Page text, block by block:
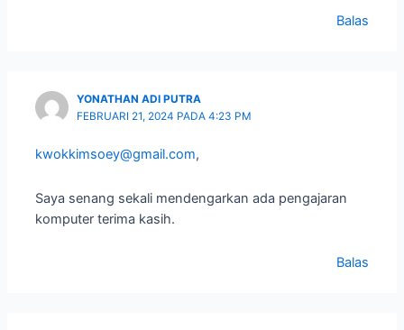
Balas
YONATHAN ADI PUTRA
FEBRUARI 21, 2024 PADA 4:23 PM
kwokkimsoey@gmail.com,
Saya senang sekali mendengarkan ada pengajaran
komputer terima kasih.
Balas